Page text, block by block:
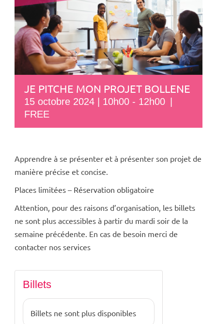
JE PITCHE MON PROJET BOLLENE
15 octobre 2024 | 10h00 - 12h00
FREE
Apprendre à se présenter et à présenter son projet de
manière précise et concise.
Places limitées – Réservation obligatoire
Attention, pour des raisons d’organisation, les billets
ne sont plus accessibles à partir du mardi soir de la
semaine précédente. En cas de besoin merci de
contacter nos services
Billets
Billets ne sont plus disponibles